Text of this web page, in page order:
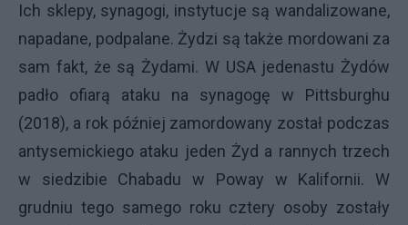
Ich sklepy, synagogi, instytucje są wandalizowane,
napadane, podpalane. Żydzi są także mordowani za
sam fakt, że są Żydami. W USA jedenastu Żydów
padło ofiarą ataku na synagogę w Pittsburghu
(2018), a rok później zamordowany został podczas
antysemickiego ataku jeden Żyd a rannych trzech
w siedzibie Chabadu w Poway w Kalifornii. W
grudniu tego samego roku cztery osoby zostały